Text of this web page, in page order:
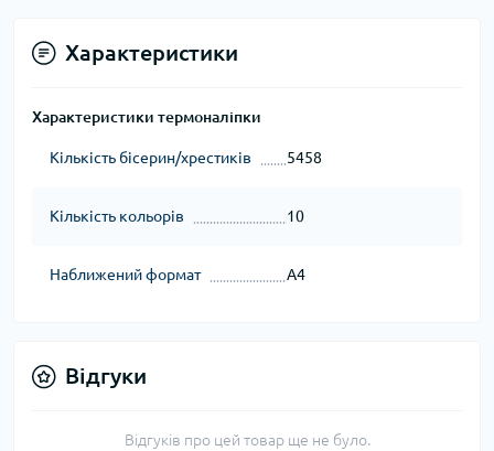
Характеристики
Характеристики термоналіпки
Кількість бісерин/хрестиків 5458
Кількість кольорів 10
Наближений формат А4
Відгуки
Відгуків про цей товар ще не було.